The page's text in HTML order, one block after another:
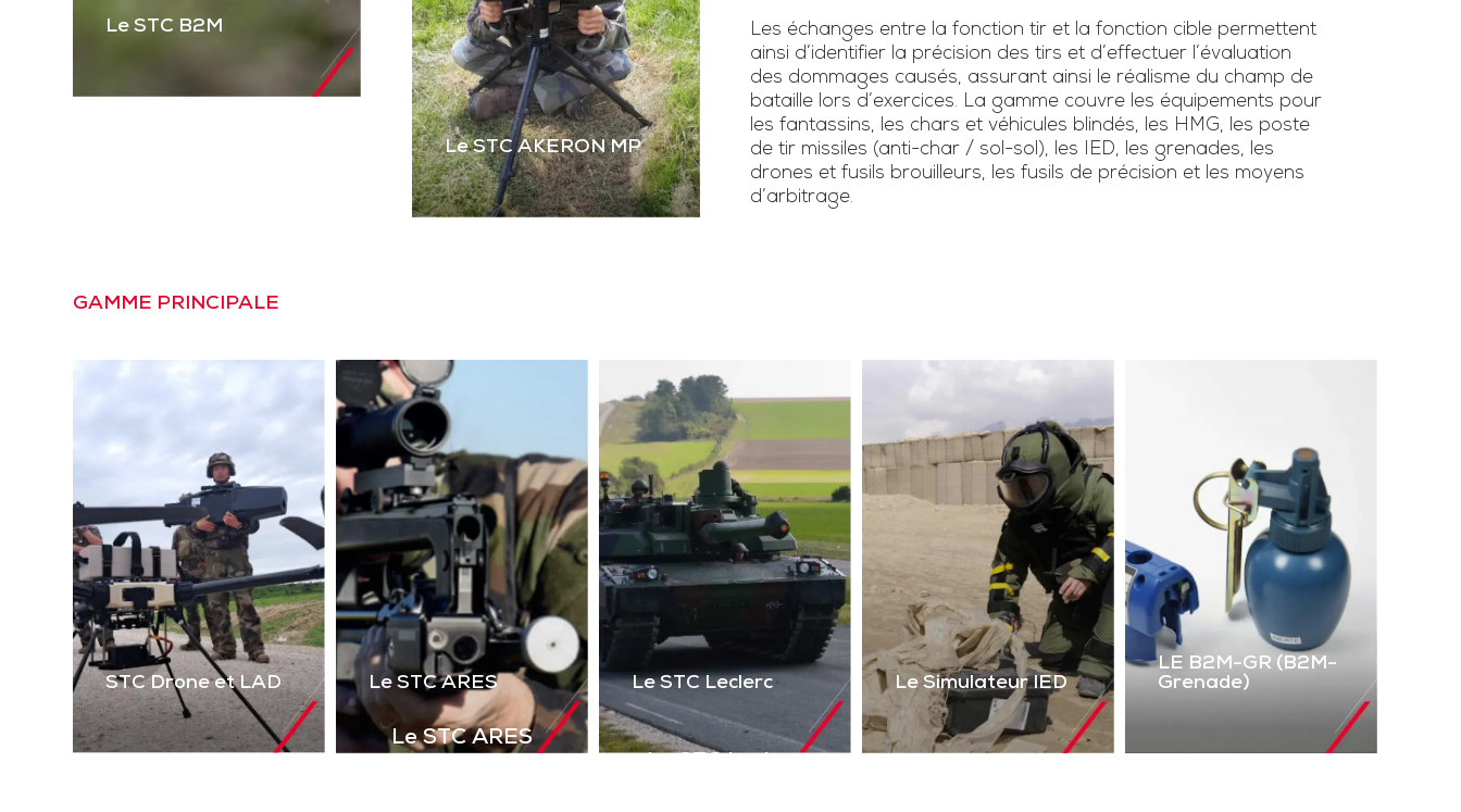
Le STC B2M
mitrailleuses. Basé sur
Le STC AKERON MP
virtuelle) du poste de tir
de l’Akeron MP. Permet
le tir en vue directe et
indirecte sur cibles
instrumentées.
Télécharger la
plaquette
Les échanges entre la fonction tir et la fonction cible permettent
ainsi d’identifier la précision des tirs et d’effectuer l’évaluation
des dommages causés, assurant ainsi le réalisme du champ de
bataille lors d’exercices. La gamme couvre les équipements pour
les fantassins, les chars et véhicules blindés, les HMG, les poste
de tir missiles (anti-char / sol-sol), les IED, les grenades, les
drones et fusils brouilleurs, les fusils de précision et les moyens
d’arbitrage.
GAMME PRINCIPALE
STC Drone et LAD Le STC ARES
Le STC ARES
Le STC Leclerc Le Simulateur IED
LE B2M-GR (B2M-
Grenade)